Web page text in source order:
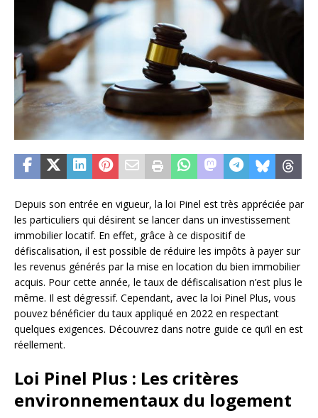
Depuis son entrée en vigueur, la loi Pinel est très appréciée par
les particuliers qui désirent se lancer dans un investissement
immobilier locatif. En effet, grâce à ce dispositif de
défiscalisation, il est possible de réduire les impôts à payer sur
les revenus générés par la mise en location du bien immobilier
acquis. Pour cette année, le taux de défiscalisation n’est plus le
même. Il est dégressif. Cependant, avec la loi Pinel Plus, vous
pouvez bénéficier du taux appliqué en 2022 en respectant
quelques exigences. Découvrez dans notre guide ce qu’il en est
réellement.
Loi Pinel Plus : Les critères
environnementaux du logement